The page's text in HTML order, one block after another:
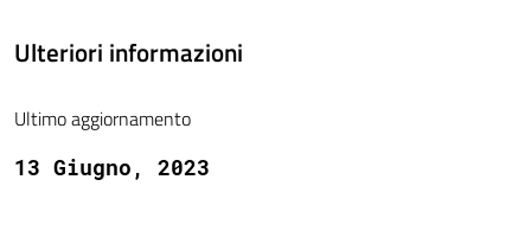
Ulteriori informazioni
Ultimo aggiornamento
13 Giugno, 2023